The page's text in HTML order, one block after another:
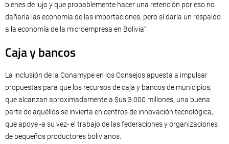
bienes de lujo y que probablemente hacer una retención por eso no
dañaría las economía de las importaciones, pero sí daría un respaldo
a la economía de la microempresa en Bolivia”.
Caja y bancos
La inclusión de la Conamype en los Consejos apuesta a impulsar
propuestas para que los recursos de caja y bancos de municipios,
que alcanzan aproximadamente a $us 3.000 millones, una buena
parte de aquéllos se invierta en centros de innovación tecnológica,
que apoye -a su vez- el trabajo de las federaciones y organizaciones
de pequeños productores bolivianos.